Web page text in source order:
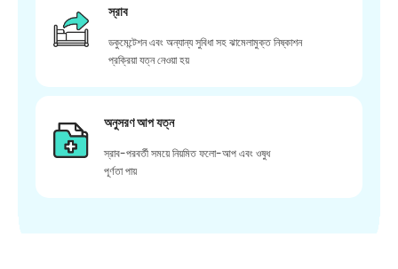
স্রাব
ডকুমেন্টেশন এবং অন্যান্য সুবিধা সহ ঝামেলামুক্ত নিষ্কাশন
প্রক্রিয়া যত্ন নেওয়া হয়
অনুসরণ আপ যত্ন
স্রাব-পরবর্তী সময়ে নিয়মিত ফলো-আপ এবং ওষুধ
পূর্ণতা পায়